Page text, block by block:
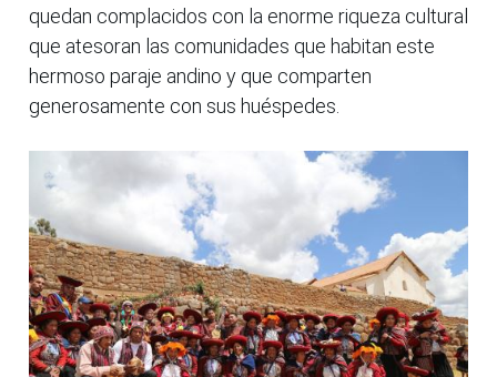
quedan complacidos con la enorme riqueza cultural
que atesoran las comunidades que habitan este
hermoso paraje andino y que comparten
generosamente con sus huéspedes.